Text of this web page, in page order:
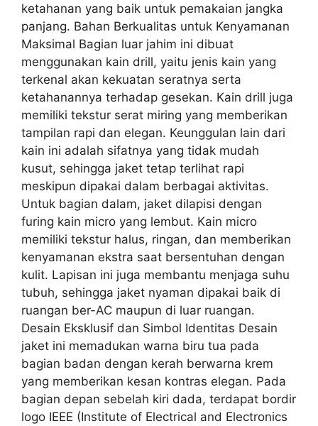
ketahanan yang baik untuk pemakaian jangka
panjang. Bahan Berkualitas untuk Kenyamanan
Maksimal Bagian luar jahim ini dibuat
menggunakan kain drill, yaitu jenis kain yang
terkenal akan kekuatan seratnya serta
ketahanannya terhadap gesekan. Kain drill juga
memiliki tekstur serat miring yang memberikan
tampilan rapi dan elegan. Keunggulan lain dari
kain ini adalah sifatnya yang tidak mudah
kusut, sehingga jaket tetap terlihat rapi
meskipun dipakai dalam berbagai aktivitas.
Untuk bagian dalam, jaket dilapisi dengan
furing kain micro yang lembut. Kain micro
memiliki tekstur halus, ringan, dan memberikan
kenyamanan ekstra saat bersentuhan dengan
kulit. Lapisan ini juga membantu menjaga suhu
tubuh, sehingga jaket nyaman dipakai baik di
ruangan ber-AC maupun di luar ruangan.
Desain Eksklusif dan Simbol Identitas Desain
jaket ini memadukan warna biru tua pada
bagian badan dengan kerah berwarna krem
yang memberikan kesan kontras elegan. Pada
bagian depan sebelah kiri dada, terdapat bordir
logo IEEE (Institute of Electrical and Electronics